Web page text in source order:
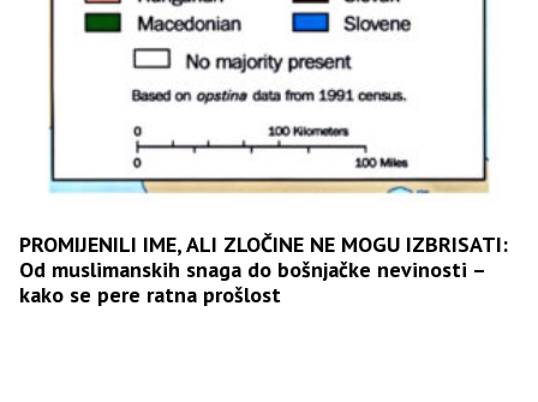
PROMIJENILI IME, ALI ZLOČINE NE MOGU IZBRISATI:
Od muslimanskih snaga do bošnjačke nevinosti –
kako se pere ratna prošlost